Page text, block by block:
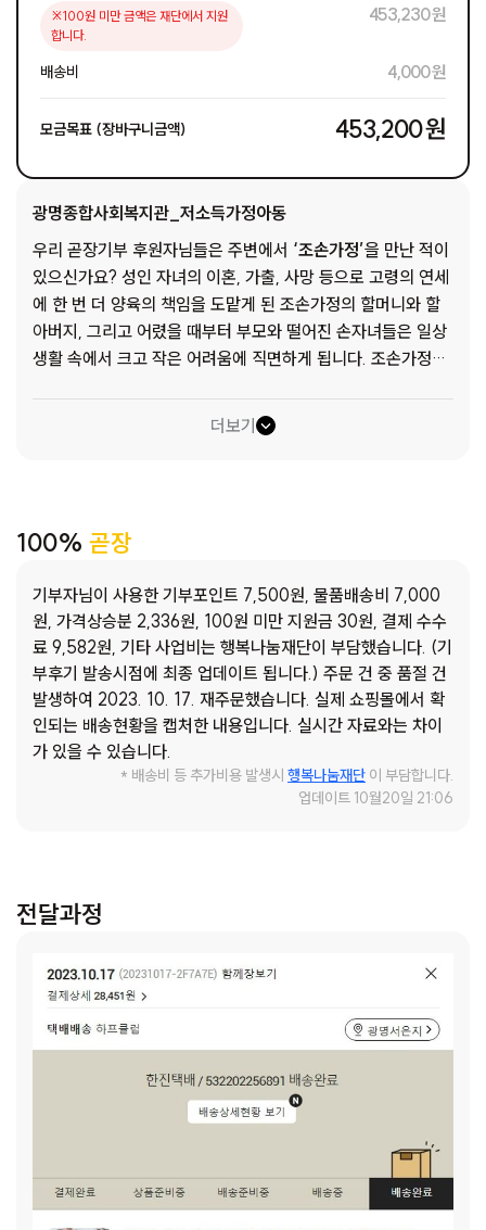
※100원 미만 금액은 재단에서 지원
합니다.
453,230 원
배송비 4,000 원
모금목표 (장바구니금액) 453,200 원
광명종합사회복지관_저소득가정아동
우리 곧장기부 후원자님들은 주변에서 ‘조손가정’을 만난 적이
있으신가요? 성인 자녀의 이혼, 가출, 사망 등으로 고령의 연세
에 한 번 더 양육의 책임을 도맡게 된 조손가정의 할머니와 할
아버지, 그리고 어렸을 때부터 부모와 떨어진 손자녀들은 일상
생활 속에서 크고 작은 어려움에 직면하게 됩니다. 조손가정의
는 것으로 고려할 때, 손자녀들은 이미 부모에게 버림받거나 부
모와 떨어져 살아야 하는 경험을 가지고 조부모와 살면서 사회
정은 가장 높은 취약성을 가진 가족 유형으로 고령의 조부모와
란 쉽지 않은 상황입니다. 이에 광명종합사회복지관에서는 곧
장기부와 함께 조손가정에 맞춤형 물품을 제공함으로써 아동의
건강한 성장과 발달을 도모해나가고자 합니다. 아동·청소년이
가정·학교·사회에서 건강한 사회의 일원으로 성장해 나갈 수
있도록 조력자로서의 역할 또한 함께 수행하고자 합니다. 광명
종합사회복지관 says: 은지(가명)은 할머니와 둘이 사는 조부
모가정입니다. 엄마는 은지(가명)가 어릴 적 가출하여 연락이
단절되었고, 아빠는 도박 중독으로 신용불량자가 되어 간헐적
최선을 다해 양육에 임하고 계십니다. 어린 나이에 할머니의 마
음과 상황을 생각하는 은지(가명)는, 할머니가 걱정이 되어 기
학업에 열중하고 있습니다. 어려운 환경 속에서도 우수한 학업
습니다. 은지(가명) says: 어렸을 때부터 저를 돌봐주신 할머니
야 하는 것 같아요. 다른 친구들은 학교에서 기숙사 생활을 해
도, 저는 집에 오는 게 맘도 편하고 걱정도 덜 되니까 공부도 잘
돼요. 상황이 조금 다른 거니까 제시간을 쓰는 것도, 가지고 싶
은 것, 먹고 싶은 것 다 하며 지낼 수는 없는 것 같아요. 또래보
다 일찍 철이 들어 누구보다 예쁜 마음을 가진 은지(가명)에게
더보기
100% 곧장
기부자님이 사용한 기부포인트 7,500원, 물품배송비 7,000
원, 가격상승분 2,336원, 100원 미만 지원금 30원, 결제 수수
료 9,582원, 기타 사업비는 행복나눔재단이 부담했습니다. (기
부후기 발송시점에 최종 업데이트 됩니다.) 주문 건 중 품절 건
발생하여 2023. 10. 17. 재주문했습니다. 실제 쇼핑몰에서 확
인되는 배송현황을 캡처한 내용입니다. 실시간 자료와는 차이
가 있을 수 있습니다.
* 배송비 등 추가비용 발생시 행복나눔재단 이 부담합니다.
업데이트 10월20일 21:06
전달과정